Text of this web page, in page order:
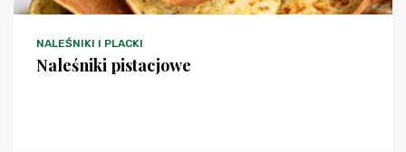
NALEŚNIKI I PLACKI
Naleśniki pistacjowe